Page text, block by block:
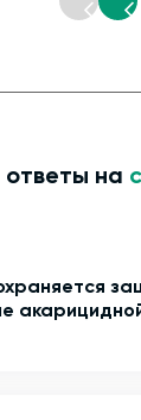
на